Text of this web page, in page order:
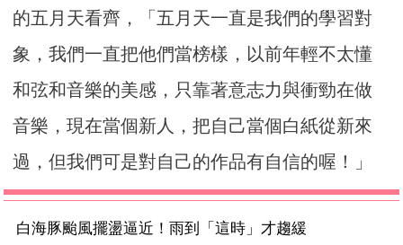
的五月天看齊，「五月天一直是我們的學習對
象，我們一直把他們當榜樣，以前年輕不太懂
和弦和音樂的美感，只靠著意志力與衝勁在做
音樂，現在當個新人，把自己當個白紙從新來
過，但我們可是對自己的作品有自信的喔！」
白海豚颱風擺盪逼近！雨到「這時」才趨緩